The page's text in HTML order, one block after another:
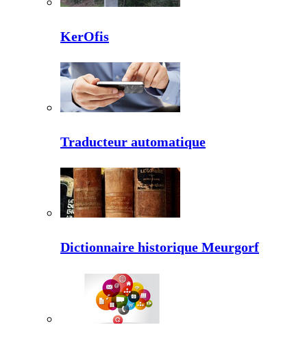
KerOfis
Traducteur automatique
Dictionnaire historique Meurgorf